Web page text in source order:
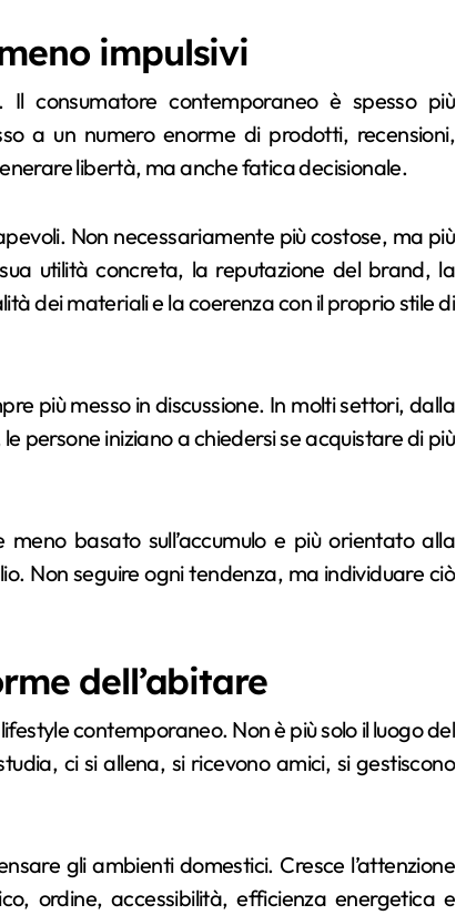
impulsivi
consumatore contemporaneo è spesso più
a un numero enorme di prodotti, recensioni,
libertà, ma anche fatica decisionale.
Non necessariamente più costose, ma più
utilità concreta, la reputazione del brand, la
dei materiali e la coerenza con il proprio stile di
più messo in discussione. In molti settori, dalla
persone iniziano a chiedersi se acquistare di più
basato sull’accumulo e più orientato alla
Non seguire ogni tendenza, ma individuare ciò
dell’abitare
contemporaneo. Non è più solo il luogo del
ci si allena, si ricevono amici, si gestiscono
gli ambienti domestici. Cresce l’attenzione
ordine, accessibilità, efficienza energetica e